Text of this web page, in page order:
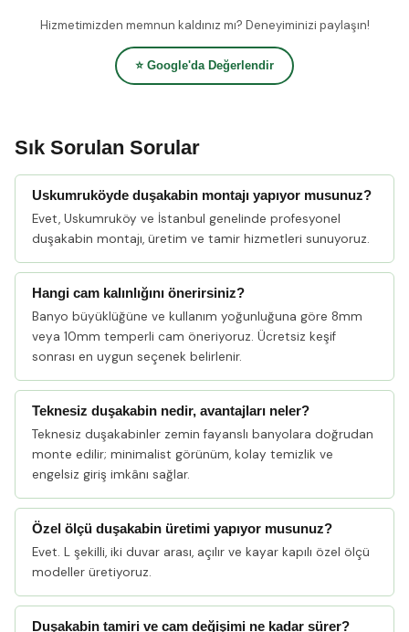
Hizmetimizden memnun kaldınız mı? Deneyiminizi paylaşın!
⭐ Google'da Değerlendir
Sık Sorulan Sorular
Uskumruköyde duşakabin montajı yapıyor musunuz?
Evet, Uskumruköy ve İstanbul genelinde profesyonel
duşakabin montajı, üretim ve tamir hizmetleri sunuyoruz.
Hangi cam kalınlığını önerirsiniz?
Banyo büyüklüğüne ve kullanım yoğunluğuna göre 8mm
veya 10mm temperli cam öneriyoruz. Ücretsiz keşif
sonrası en uygun seçenek belirlenir.
Teknesiz duşakabin nedir, avantajları neler?
Teknesiz duşakabinler zemin fayanslı banyolara doğrudan
monte edilir; minimalist görünüm, kolay temizlik ve
engelsiz giriş imkânı sağlar.
Özel ölçü duşakabin üretimi yapıyor musunuz?
Evet. L şekilli, iki duvar arası, açılır ve kayar kapılı özel ölçü
modeller üretiyoruz.
Duşakabin tamiri ve cam değişimi ne kadar sürer?